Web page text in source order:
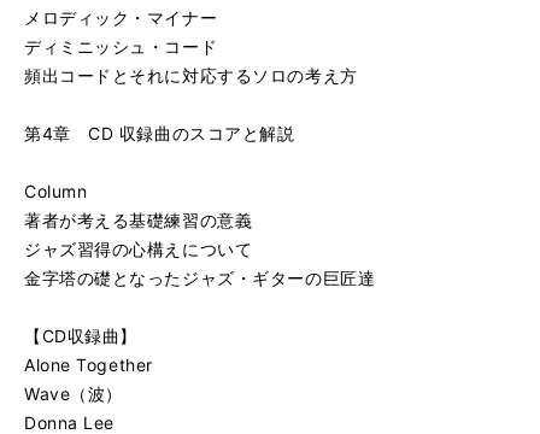
メロディック・マイナー
ディミニッシュ・コード
頻出コードとそれに対応するソロの考え方
第4章 CD 収録曲のスコアと解説
Column
著者が考える基礎練習の意義
ジャズ習得の心構えについて
金字塔の礎となったジャズ・ギターの巨匠達
【CD収録曲】
Alone Together
Wave（波）
Donna Lee